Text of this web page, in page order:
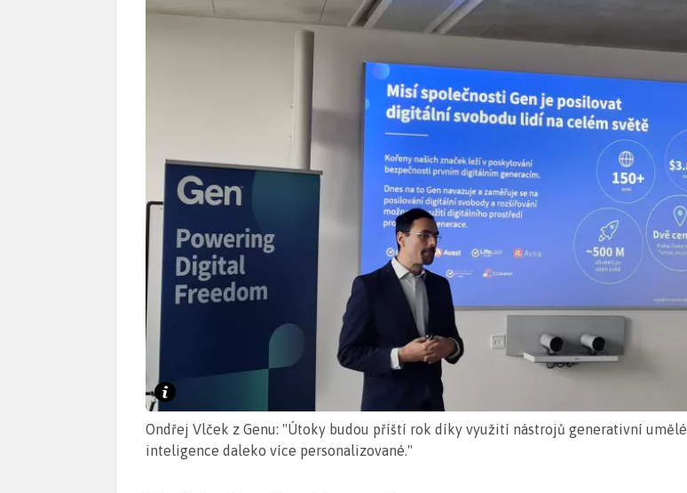
Ondřej Vlček z Genu: "Útoky budou příští rok díky využití nástrojů generativní umělé
inteligence daleko více personalizované."